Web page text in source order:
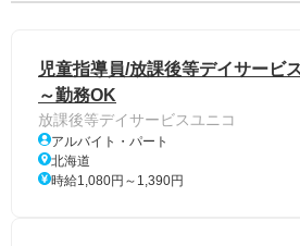
児童指導員/放課後等デイサービ
～勤務OK
放課後等デイサービスユニコ
アルバイト・パート
北海道
時給1,080円～1,390円